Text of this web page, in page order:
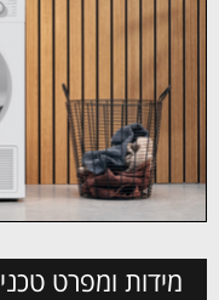
מידות ומפרט טכני